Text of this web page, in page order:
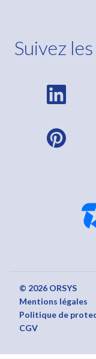
Suivez
© 2026 ORSYS
Mentions légales
Politique de
CGV